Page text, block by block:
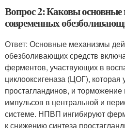
Вопрос 2: Каковы основные
современных
Ответ: Основные механизмы
обезболивающих средств
ферментов, участвующих в
циклооксигеназа (ЦОГ), которая
простагландинов, и
импульсов в центральной и
системе. НПВП ингибируют
к снижению синтеза